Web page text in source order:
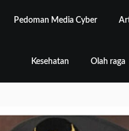
Pedoman Media Cyber
Kesehatan Olah raga